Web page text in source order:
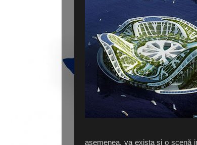
asemenea, va exista şi o scenă